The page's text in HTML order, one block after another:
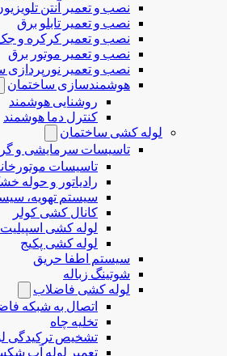
نصب و تعمیر آنتن
نصب و تعمیر تابلو برق
نصب و تعمیر کرکره و
نصب و تعمیر موتور برق
نصب و تعمیر نورپردازی
هوشمندسازی ساختمان
روشنایی هوشمند
کنترل دما هوشمند
لوله کشی ساختمان
تاسیسات سرمایشی و
تاسیسات
رادیاتور و حوله
سیستم تهویه،
کانال کشی کولر
لوله کشی اسپیلیت
لوله کشی پکیج
سیستم اطفا حریق
شوتینگ زباله
لوله كشی فاضلاب
اتصال به شبکه
تخلیه چاه
تشخیص ترکیدگی
تعمیر لوله آب